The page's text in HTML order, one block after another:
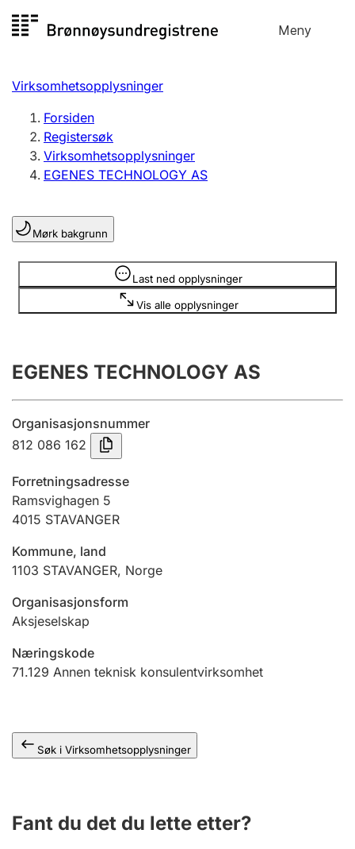
til
Meny
Registersøk
Aksjeselskap
Enkeltpersonforetak
Registrere, endre, slette
Lag og forening
Registrere, endre, slette
Årsregnskap
Innsending og forsinkelsesgebyr
Tinglysing
Jeger
Ektepaktveileder
Offentlig sektor
Virksomhetsopplysninger
Forsiden
Registersøk
Virksomhetsopplysninger
EGENES TECHNOLOGY AS
Mørk bakgrunn
Last ned opplysninger
Vis alle opplysninger
Opplysninger er skjult
EGENES TECHNOLOGY AS
Organisasjonsnummer
812 086 162
Forretningsadresse
Ramsvighagen 5
4015 STAVANGER
Kommune, land
1103 STAVANGER, Norge
Organisasjonsform
Aksjeselskap
Næringskode
71.129 Annen teknisk konsulentvirksomhet
Søk i Virksomhetsopplysninger
Fant du det du lette etter?